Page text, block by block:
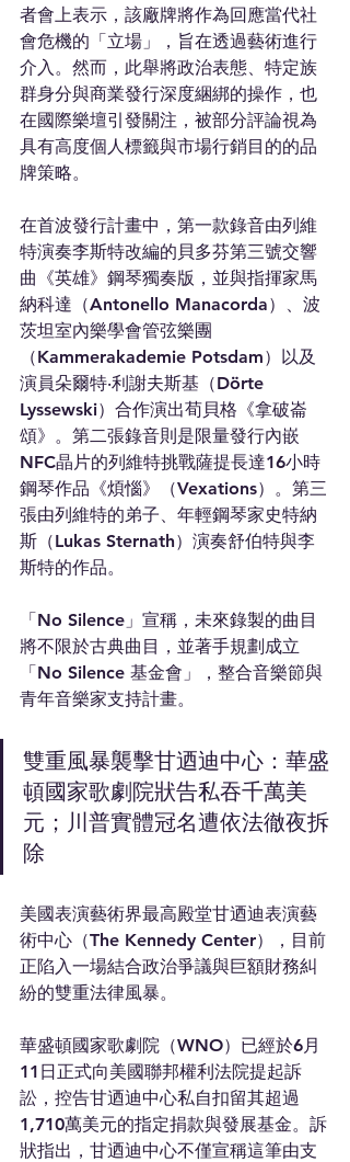
者會上表示，該廠牌將作為回應當代社
會危機的「立場」，旨在透過藝術進行
介入。然而，此舉將政治表態、特定族
群身分與商業發行深度綑綁的操作，也
在國際樂壇引發關注，被部分評論視為
具有高度個人標籤與市場行銷目的的品
牌策略。
在首波發行計畫中，第一款錄音由列維
特演奏李斯特改編的貝多芬第三號交響
曲《英雄》鋼琴獨奏版，並與指揮家馬
納科達（Antonello Manacorda）、波
茨坦室內樂學會管弦樂團
（Kammerakademie Potsdam）以及
演員朵爾特‧利謝夫斯基（Dörte
Lyssewski）合作演出荀貝格《拿破崙
頌》。第二張錄音則是限量發行內嵌
NFC晶片的列維特挑戰薩提長達16小時
鋼琴作品《煩惱》（Vexations）。第三
張由列維特的弟子、年輕鋼琴家史特納
斯（Lukas Sternath）演奏舒伯特與李
斯特的作品。
「No Silence」宣稱，未來錄製的曲目
將不限於古典曲目，並著手規劃成立
「No Silence 基金會」，整合音樂節與
青年音樂家支持計畫。
雙重風暴襲擊甘迺迪中心：華盛
頓國家歌劇院狀告私吞千萬美
元；川普實體冠名遭依法徹夜拆
除
美國表演藝術界最高殿堂甘迺迪表演藝
術中心（The Kennedy Center），目前
正陷入一場結合政治爭議與巨額財務糾
紛的雙重法律風暴。
華盛頓國家歌劇院（WNO）已經於6月
11日正式向美國聯邦權利法院提起訴
訟，控告甘迺迪中心私自扣留其超過
1,710萬美元的指定捐款與發展基金。訴
狀指出，甘迺迪中心不僅宣稱這筆由支